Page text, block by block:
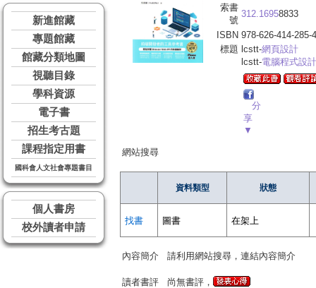
新進館藏
專題館藏
館藏分類地圖
視聽目錄
學科資源
電子書
招生考古題
課程指定用書
國科會人文社會專題書目
個人書房
校外讀者申請
索書
號
312.16958833
ISBN 978-626-414-285-4
標題 lcstt-網頁設計
lcstt-電腦程式設計
分
享
▼
網站搜尋
資料類型 狀態
找書 圖書 在架上
內容簡介 請利用網站搜尋，連結內容簡介
讀者書評 尚無書評，